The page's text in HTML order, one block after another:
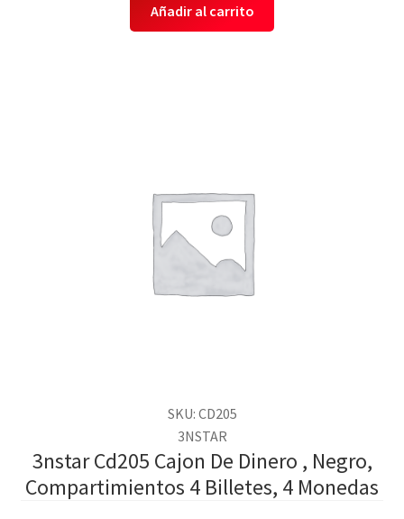
Añadir al carrito
SKU: CD205
3NSTAR
3nstar Cd205 Cajon De Dinero , Negro,
Compartimientos 4 Billetes, 4 Monedas